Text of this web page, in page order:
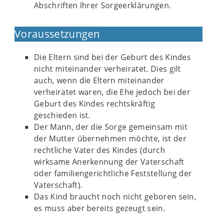
Abschriften Ihrer Sorgeerklärungen.
Voraussetzungen
Die Eltern sind bei der Geburt des Kindes
nicht miteinander verheiratet. Dies gilt
auch, wenn die Eltern miteinander
verheiratet waren, die Ehe jedoch bei der
Geburt des Kindes rechtskräftig
geschieden ist.
Der Mann, der die Sorge gemeinsam mit
der Mutter übernehmen möchte, ist der
rechtliche Vater des Kindes (durch
wirksame Anerkennung der Vaterschaft
oder familiengerichtliche Feststellung der
Vaterschaft).
Das Kind braucht noch nicht geboren sein,
es muss aber bereits gezeugt sein.